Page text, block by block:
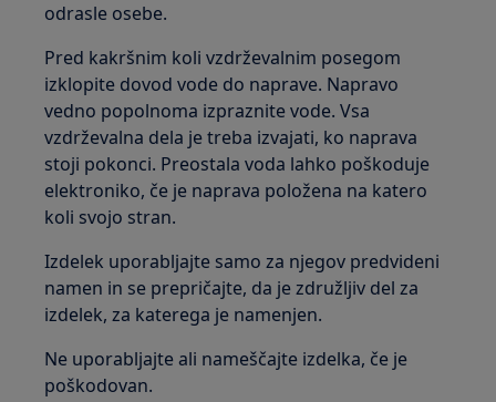
odrasle osebe.
Pred kakršnim koli vzdrževalnim posegom
izklopite dovod vode do naprave. Napravo
vedno popolnoma izpraznite vode. Vsa
vzdrževalna dela je treba izvajati, ko naprava
stoji pokonci. Preostala voda lahko poškoduje
elektroniko, če je naprava položena na katero
koli svojo stran.
Izdelek uporabljajte samo za njegov predvideni
namen in se prepričajte, da je združljiv del za
izdelek, za katerega je namenjen.
Ne uporabljajte ali nameščajte izdelka, če je
poškodovan.